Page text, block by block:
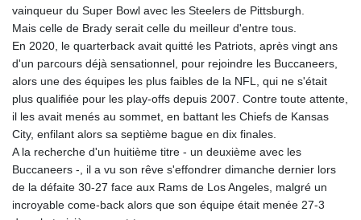
vainqueur du Super Bowl avec les Steelers de Pittsburgh.
Mais celle de Brady serait celle du meilleur d'entre tous.
En 2020, le quarterback avait quitté les Patriots, après vingt ans
d'un parcours déjà sensationnel, pour rejoindre les Buccaneers,
alors une des équipes les plus faibles de la NFL, qui ne s'était
plus qualifiée pour les play-offs depuis 2007. Contre toute attente,
il les avait menés au sommet, en battant les Chiefs de Kansas
City, enfilant alors sa septième bague en dix finales.
A la recherche d'un huitième titre - un deuxième avec les
Buccaneers -, il a vu son rêve s'effondrer dimanche dernier lors
de la défaite 30-27 face aux Rams de Los Angeles, malgré un
incroyable come-back alors que son équipe était menée 27-3